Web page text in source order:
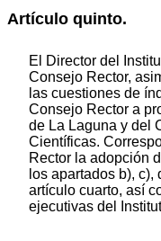
Artículo quinto.
El Director del
Consejo Rector,
las cuestiones de
Consejo Rector a
de La Laguna y del
Científicas.
Rector la adopción
los apartados b), c),
artículo cuarto, así
ejecutivas del